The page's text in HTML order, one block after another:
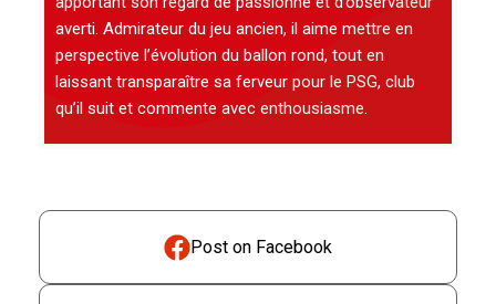
averti. Admirateur du jeu ancien, il aime mettre en
perspective l’évolution du ballon rond, tout en
laissant transparaître sa ferveur pour le PSG, club
qu’il suit et commente avec enthousiasme.
Post on Facebook